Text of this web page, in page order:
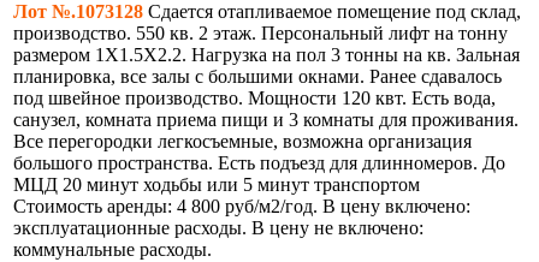
Лот №.1073128 Сдается отапливаемое помещение под склад,
производство. 550 кв. 2 этаж. Персональный лифт на тонну
размером 1Х1.5Х2.2. Нагрузка на пол 3 тонны на кв. Зальная
планировка, все залы с большими окнами. Ранее сдавалось
под швейное производство. Мощности 120 квт. Есть вода,
санузел, комната приема пищи и 3 комнаты для проживания.
Все перегородки легкосъемные, возможна организация
большого пространства. Есть подъезд для длинномеров. До
МЦД 20 минут ходьбы или 5 минут транспортом
Стоимость аренды: 4 800 руб/м2/год. В цену включено:
эксплуатационные расходы. В цену не включено:
коммунальные расходы.